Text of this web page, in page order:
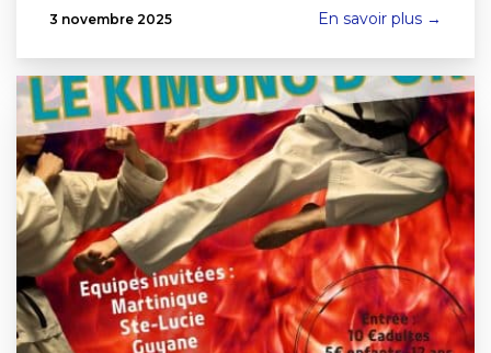
3 novembre 2025 En savoir plus →